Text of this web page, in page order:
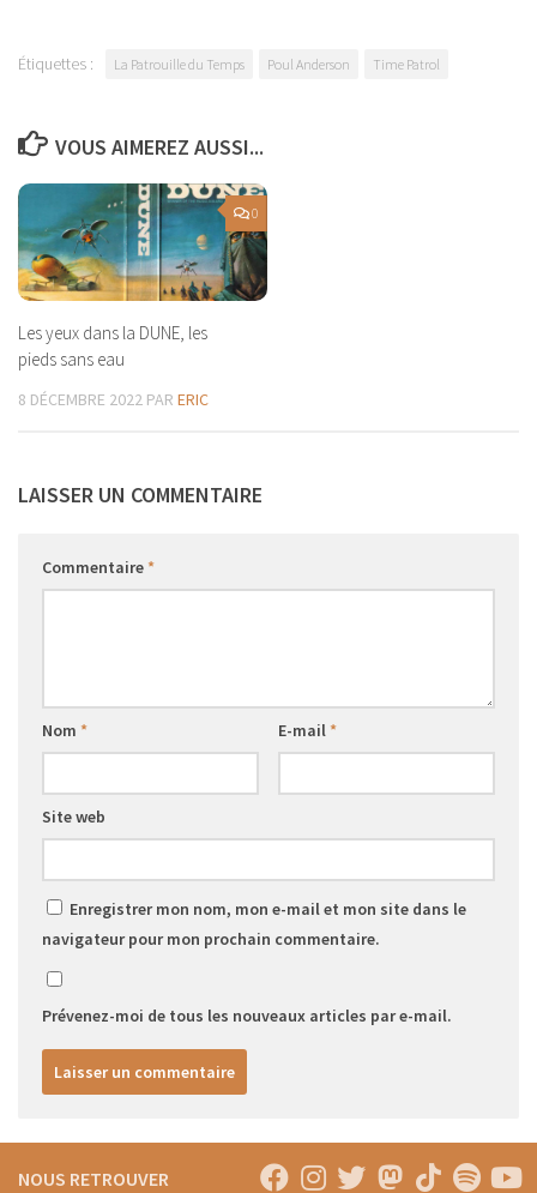
Étiquettes : La Patrouille du Temps Poul Anderson Time Patrol
VOUS AIMEREZ AUSSI...
0
Les yeux dans la DUNE, les
pieds sans eau
8 DÉCEMBRE 2022 PAR ERIC
LAISSER UN COMMENTAIRE
Commentaire*
Nom * E-mail*
Site web
Enregistrer mon nom, mon e-mail et mon site dans le
navigateur pour mon prochain commentaire.
Prévenez-moi de tous les nouveaux articles par e-mail.
NOUS RETROUVER